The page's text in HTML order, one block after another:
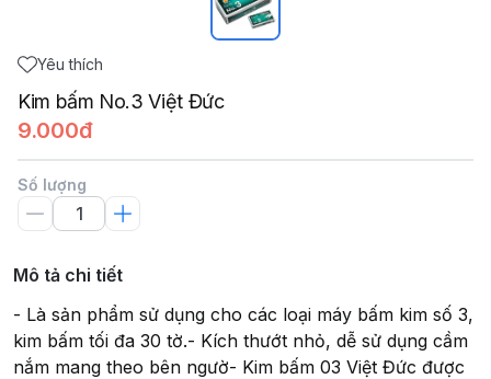
Yêu thích
Kim bấm No.3 Việt Đức
9.000đ
Số lượng
Mô tả chi tiết
- Là sản phẩm sử dụng cho các loại máy bấm kim số 3,
kim bấm tối đa 30 tờ.- Kích thướt nhỏ, dễ sử dụng cầm
nắm mang theo bên ngườ- Kim bấm 03 Việt Đức được